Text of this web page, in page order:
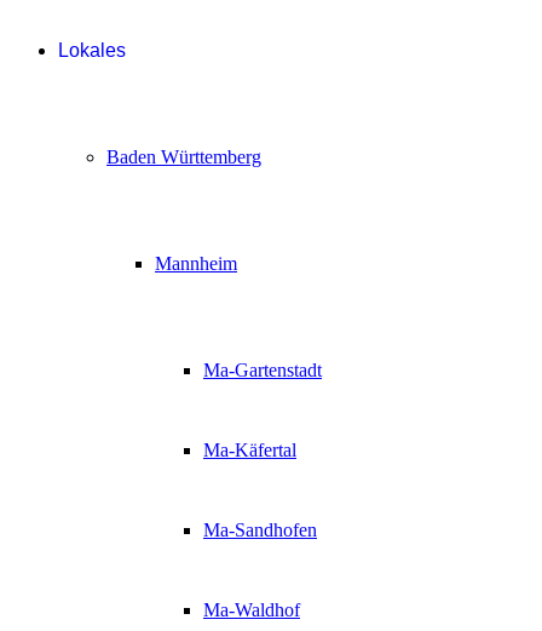
Lokales
Baden Württemberg
Mannheim
Ma-Gartenstadt
Ma-Käfertal
Ma-Sandhofen
Ma-Waldhof